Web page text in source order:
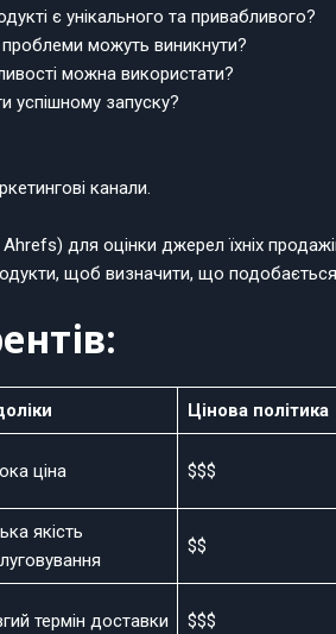
є унікального та привабливого?
проблеми можуть виникнути?
можна використати?
успішному запуску?
канали.
для оцінки джерел їхніх
щоб визначити, що
Цінова політика
ціна $$$
якість
$$
термін доставки $$$